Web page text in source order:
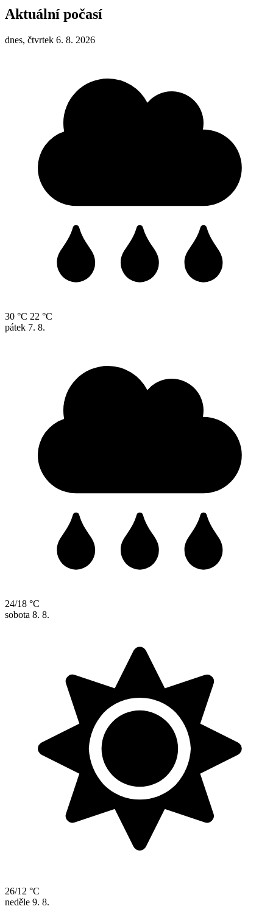
Aktuální počasí
dnes, čtvrtek 6. 8. 2026
30 °C 22 °C
pátek 7. 8.
24/18 °C
sobota 8. 8.
26/12 °C
neděle 9. 8.